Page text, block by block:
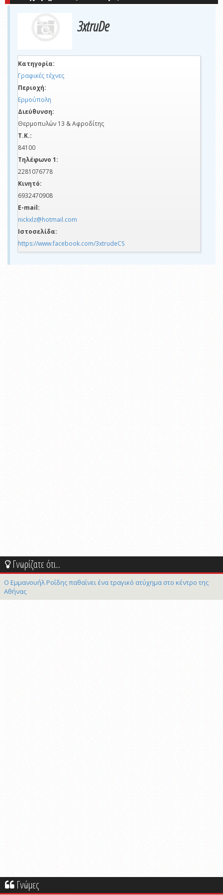
3xtruDe
Κατηγορία:
Γραφικές τέχνες
Περιοχή:
Ερμούπολη
Διεύθυνση:
Θερμοπυλών 13 & Αφροδίτης
Τ.Κ.:
84100
Τηλέφωνο 1:
2281076778
Κινητό:
6932470908
E-mail:
nickxlz@hotmail.com
Ιστοσελίδα:
https://www.facebook.com/3xtrudeCS
Γνωρίζατε ότι...
Ο Εμμανουήλ Ροΐδης παθαίνει ένα τραγικό ατύχημα στο κέντρο της
Αθήνας
Γνώμες